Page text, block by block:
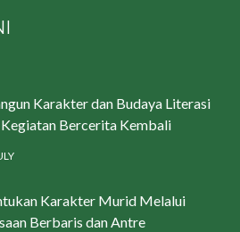
Karakter dan Budaya Literasi
Bercerita Kembali
Karakter Murid Melalui
Berbaris dan Antre